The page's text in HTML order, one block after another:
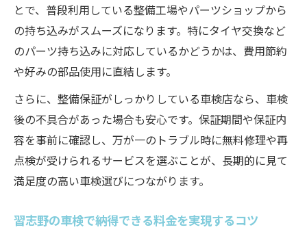
とで、普段利用している整備工場やパーツショップから
の持ち込みがスムーズになります。特にタイヤ交換など
のパーツ持ち込みに対応しているかどうかは、費用節約
や好みの部品使用に直結します。
さらに、整備保証がしっかりしている車検店なら、車検
後の不具合があった場合も安心です。保証期間や保証内
容を事前に確認し、万が一のトラブル時に無料修理や再
点検が受けられるサービスを選ぶことが、長期的に見て
満足度の高い車検選びにつながります。
習志野の車検で納得できる料金を実現するコツ